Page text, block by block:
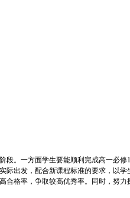
段。一方面学生要能顺利完成高一必
际出发，配合新课程标准的要求，以学
合格率，争取较高优秀率。同时，努